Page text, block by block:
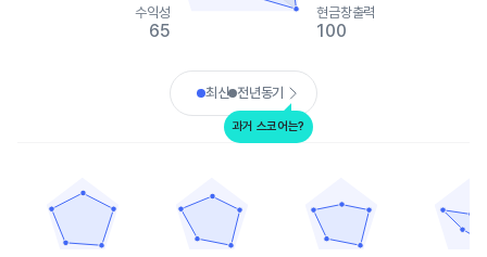
현금창출력
100
수익성
65
End of interactive chart.
최신 전년동기
과거 스코어는?
The chart has 1 X axis displaying categories.
The chart has 1 Y axis displaying values. Data ranges from 80
The chart has 1 X axis displaying categories.
The chart has 1 Y axis displaying values.
데본에너지
The chart has 1 X axis
The chart has 1 Y axis
The